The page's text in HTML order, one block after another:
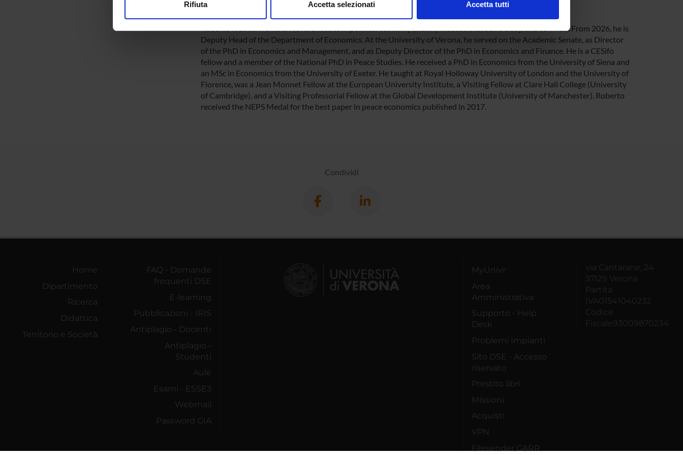
di analisi dei dati web, pubblicità e social media, i quali potrebbero combinarle con altre informazioni che hai fornito loro o
che hanno raccolto dal tuo utilizzo dei loro servizi.
Rifiuta Accetta selezionati Accetta tutti
Manchester). Ha ottenuto la NEPS Medal per il miglior paper di peace economics pubblicato nel 2017.
Roberto Ricciuti works on several issues in political economy (mainly institutions, democracy, and conflict). From 2026, he is
Deputy Head of the Department of Economics. At the University of Verona, he served on the Academic Senate, as Director
of the PhD in Economics and Management, and as Deputy Director of the PhD in Economics and Finance. He is a CESifo
fellow and a member of the National PhD in Peace Studies. He received a PhD in Economics from the University of Siena and
an MSc in Economics from the University of Exeter. He taught at Royal Holloway University of London and the University of
Florence, was a Jean Monnet Fellow at the European University Institute, a Visiting Fellow at Clare Hall College (University
of Cambridge), and a Visiting Professorial Fellow at the Global Development Institute (University of Manchester). Roberto
received the NEPS Medal for the best paper in peace economics published in 2017.
Condividi
Home
Dipartimento
Ricerca
Didattica
Territorio e Società
FAQ - Domande
frequenti DSE
E-learning
Pubblicazioni - IRIS
Antiplagio - Docenti
Antiplagio -
Studenti
Aule
Esami - ESSE3
Webmail
Password GIA
MyUnivr
Area
Amministrativa
Supporto - Help
Desk
Problemi Impianti
Sito DSE - Accesso
riservato
Prestito libri
Missioni
Acquisti
VPN
Filesender GARR
via Cantarane, 24
37129 Verona
Partita
IVA01541040232
Codice
Fiscale93009870234